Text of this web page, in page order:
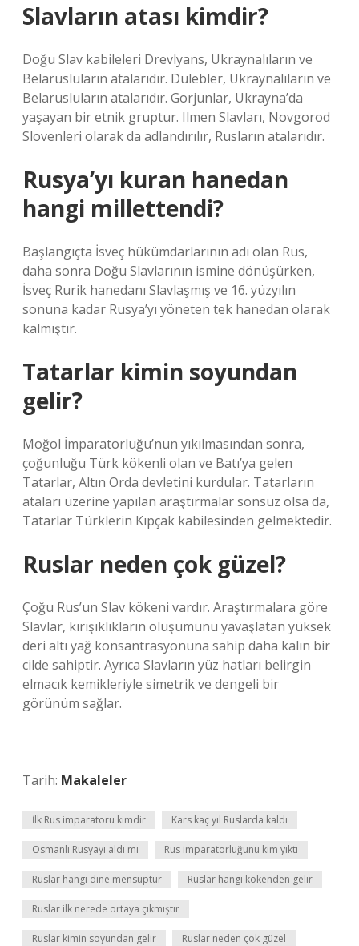
Slavların atası kimdir?
Doğu Slav kabileleri Drevlyans, Ukraynalıların ve
Belarusluların atalarıdır. Dulebler, Ukraynalıların ve
Belarusluların atalarıdır. Gorjunlar, Ukrayna’da
yaşayan bir etnik gruptur. Ilmen Slavları, Novgorod
Slovenleri olarak da adlandırılır, Rusların atalarıdır.
Rusya’yı kuran hanedan
hangi millettendi?
Başlangıçta İsveç hükümdarlarının adı olan Rus,
daha sonra Doğu Slavlarının ismine dönüşürken,
İsveç Rurik hanedanı Slavlaşmış ve 16. yüzyılın
sonuna kadar Rusya’yı yöneten tek hanedan olarak
kalmıştır.
Tatarlar kimin soyundan
gelir?
Moğol İmparatorluğu’nun yıkılmasından sonra,
çoğunluğu Türk kökenli olan ve Batı’ya gelen
Tatarlar, Altın Orda devletini kurdular. Tatarların
ataları üzerine yapılan araştırmalar sonsuz olsa da,
Tatarlar Türklerin Kıpçak kabilesinden gelmektedir.
Ruslar neden çok güzel?
Çoğu Rus’un Slav kökeni vardır. Araştırmalara göre
Slavlar, kırışıklıkların oluşumunu yavaşlatan yüksek
deri altı yağ konsantrasyonuna sahip daha kalın bir
cilde sahiptir. Ayrıca Slavların yüz hatları belirgin
elmacık kemikleriyle simetrik ve dengeli bir
görünüm sağlar.
Tarih: Makaleler
İlk Rus imparatoru kimdir Kars kaç yıl Ruslarda kaldı
Osmanlı Rusyayı aldı mı Rus imparatorluğunu kim yıktı
Ruslar hangi dine mensuptur Ruslar hangi kökenden gelir
Ruslar ilk nerede ortaya çıkmıştır
Ruslar kimin soyundan gelir Ruslar neden çok güzel